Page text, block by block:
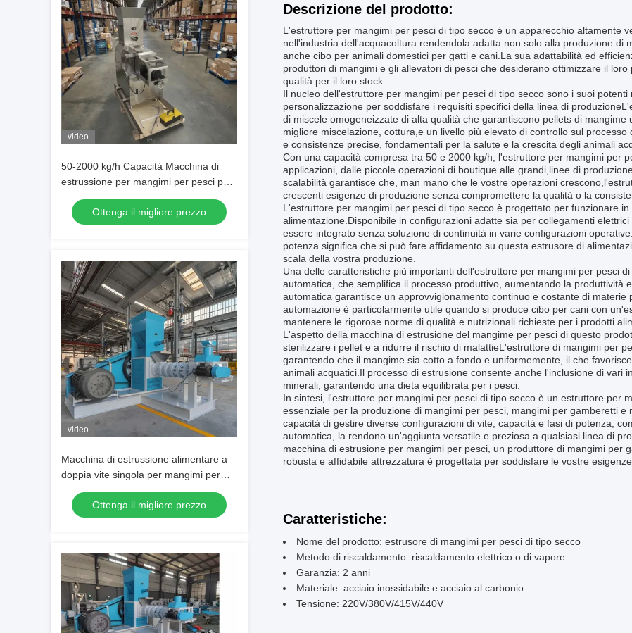
video
50-2000 kg/h Capacità Macchina di
estrussione per mangimi per pesci per
la produzione su larga scala
Ottenga il migliore prezzo
video
Macchina di estrussione alimentare a
doppia vite singola per mangimi per
pesci conveniente
Ottenga il migliore prezzo
Descrizione del prodotto:
L'estruttore per mangimi per pesci di tipo secco è un apparecchio altamente
nell'industria dell'acquacoltura.rendendola adatta non solo alla produzione di
anche cibo per animali domestici per gatti e cani.La sua adattabilità ed
produttori di mangimi e gli allevatori di pesci che desiderano ottimizzare il
qualità per il loro stock.
Il nucleo dell'estruttore per mangimi per pesci di tipo secco sono i suoi
personalizzazione per soddisfare i requisiti specifici della linea di
di miscele omogeneizzate di alta qualità che garantiscono pellets di
migliore miscelazione, cottura,e un livello più elevato di controllo sul
e consistenze precise, fondamentali per la salute e la crescita degli animali
Con una capacità compresa tra 50 e 2000 kg/h, l'estruttore per mangimi per
applicazioni, dalle piccole operazioni di boutique alle grandi,linee di
scalabilità garantisce che, man mano che le vostre operazioni
crescenti esigenze di produzione senza compromettere la qualità o la
L'estruttore per mangimi per pesci di tipo secco è progettato per funzionare
alimentazione.Disponibile in configurazioni adatte sia per collegamenti
essere integrato senza soluzione di continuità in varie configurazioni
potenza significa che si può fare affidamento su questa estrusore di
scala della vostra produzione.
Una delle caratteristiche più importanti dell'estruttore per mangimi per pesci
automatica, che semplifica il processo produttivo, aumentando la produttività
automatica garantisce un approvvigionamento continuo e costante di materie
automazione è particolarmente utile quando si produce cibo per cani con
mantenere le rigorose norme di qualità e nutrizionali richieste per i prodotti
L'aspetto della macchina di estrusione del mangime per pesci di questo
sterilizzare i pellet e a ridurre il rischio di malattieL'estruttore di mangimi per
garantendo che il mangime sia cotto a fondo e uniformemente, il che
animali acquatici.Il processo di estrusione consente anche l'inclusione di vari
minerali, garantendo una dieta equilibrata per i pesci.
In sintesi, l'estruttore per mangimi per pesci di tipo secco è un estruttore per
essenziale per la produzione di mangimi per pesci, mangimi per gamberetti
capacità di gestire diverse configurazioni di vite, capacità e fasi di potenza,
automatica, la rendono un'aggiunta versatile e preziosa a qualsiasi linea di
macchina di estrusione per mangimi per pesci, un produttore di mangimi per
robusta e affidabile attrezzatura è progettata per soddisfare le vostre
Caratteristiche:
Nome del prodotto: estrusore di mangimi per pesci di tipo secco
Metodo di riscaldamento: riscaldamento elettrico o di vapore
Garanzia: 2 anni
Materiale: acciaio inossidabile e acciaio al carbonio
Tensione: 220V/380V/415V/440V